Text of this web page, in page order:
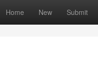
Home New Submit